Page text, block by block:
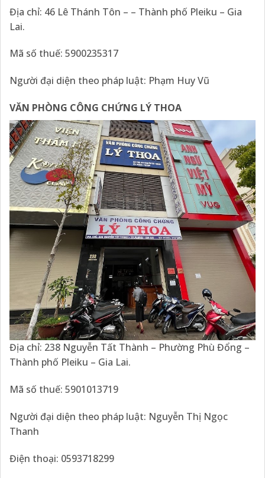
Địa chỉ: 46 Lê Thánh Tôn – – Thành phố Pleiku – Gia
Lai.
Mã số thuế: 5900235317
Người đại diện theo pháp luật: Phạm Huy Vũ
VĂN PHÒNG CÔNG CHỨNG LÝ THOA
Địa chỉ: 238 Nguyễn Tất Thành – Phường Phù Đổng –
Thành phố Pleiku – Gia Lai.
Mã số thuế: 5901013719
Người đại diện theo pháp luật: Nguyễn Thị Ngọc
Thanh
Điện thoại: 0593718299